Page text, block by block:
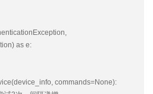
as e:
commands=None):